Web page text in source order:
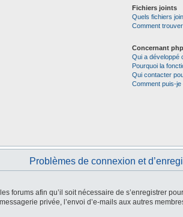
Fichiers joints
Quels fichiers
Comment
Concernant
Qui a développé
Pourquoi la
Qui contacter
Comment puis-
Problèmes de connexion et
forums afin qu’il soit nécessaire de s’enregistrer
privée, l’envoi d’e-mails aux autres